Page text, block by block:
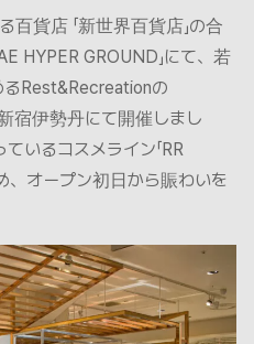
貨店 「新世界百貨店」の合
HYPER GROUND」にて、若
Rest&Recreationの
宿伊勢丹にて開催しまし
いるコスメライン「RR
、オープン初日から賑わいを